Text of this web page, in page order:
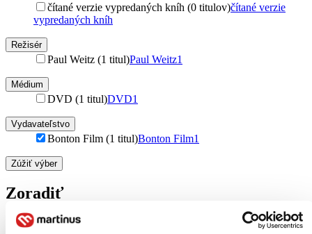
čítané verzie vypredaných kníh (0 titulov)čítané verzie
vypredaných kníh
Režisér
Paul Weitz (1 titul)Paul Weitz1
Médium
DVD (1 titul)DVD1
Vydavateľstvo
Bonton Film (1 titul)Bonton Film1
Zúžiť výber
Zoradiť